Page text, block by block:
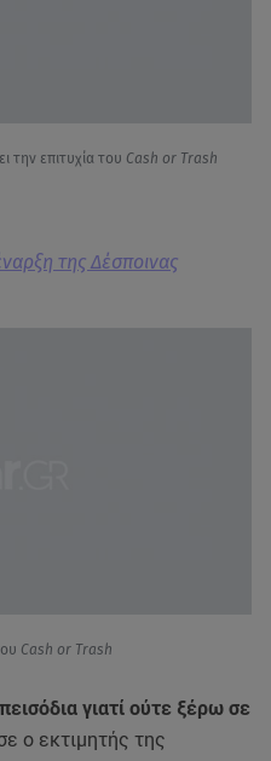
την επιτυχία του Cash or Trash
της Δέσποινας
Cash or Trash
γιατί ούτε ξέρω σε
ο εκτιμητής της